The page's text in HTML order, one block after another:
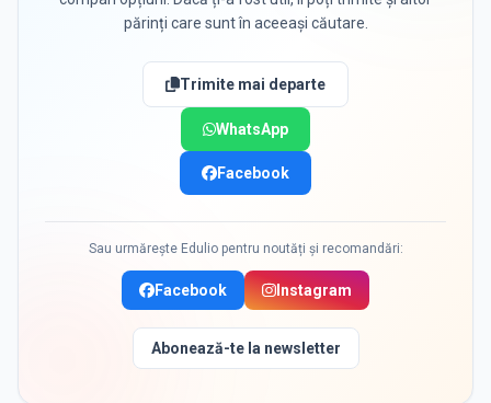
părinți care sunt în aceeași căutare.
Trimite mai departe
WhatsApp
Facebook
Sau urmărește Edulio pentru noutăți și recomandări:
Facebook Instagram
Abonează-te la newsletter